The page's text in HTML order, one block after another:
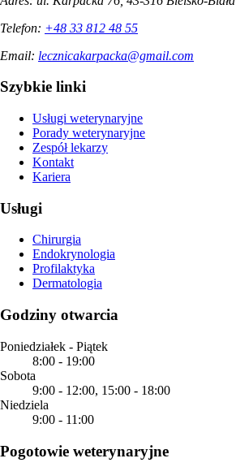
Telefon: +48 33 812 48 55
Email: lecznicakarpacka@gmail.com
Szybkie linki
Usługi weterynaryjne
Porady weterynaryjne
Zespół lekarzy
Kontakt
Kariera
Usługi
Chirurgia
Endokrynologia
Profilaktyka
Dermatologia
Godziny otwarcia
Poniedziałek - Piątek
8:00 - 19:00
Sobota
9:00 - 12:00, 15:00 - 18:00
Niedziela
9:00 - 11:00
Pogotowie weterynaryjne